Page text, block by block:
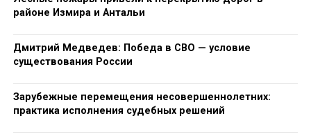
районе Измира и Антальи
Дмитрий Медведев: Победа в СВО — условие
существования России
Зарубежные перемещения несовершеннолетних:
практика исполнения судебных решений